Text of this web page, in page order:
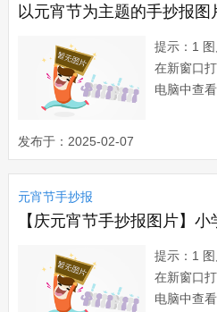
提示：1
在新窗口
电脑中查
仅为网友
便。如有
迎您向本
发布于：2025-02-07
元宵节手抄报
提示：1
在新窗口
电脑中查